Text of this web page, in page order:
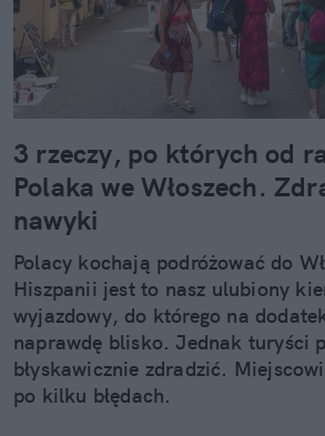
3 rzeczy, po których od
Polaka we Włoszech.
nawyki
Polacy kochają podróżować do
Hiszpanii jest to nasz ulubiony
wyjazdowy, do którego na
naprawdę blisko. Jednak turyści
błyskawicznie zdradzić.
po kilku błędach.